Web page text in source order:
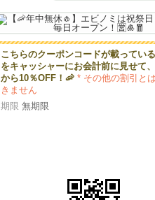
こちらのクーポンコードが載ってい
をキャッシャーにお会計前に見せて
から10％OFF！🦐 * その他の割引と
きません
期限 無期限